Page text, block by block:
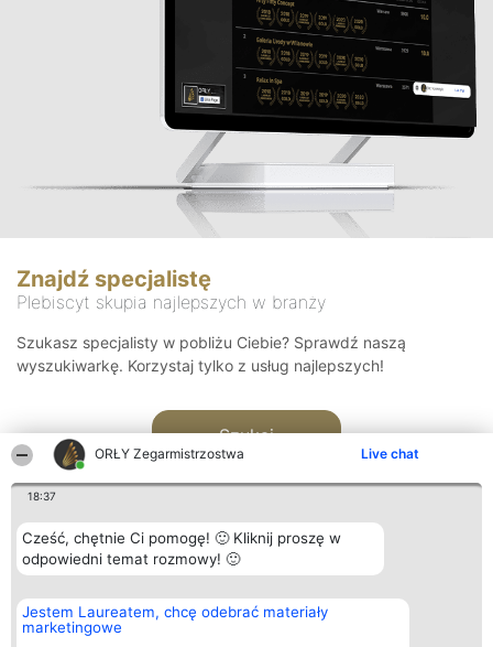
ORŁY Zegarmistrzostwa Live chat
18:37
Cześć, chętnie Ci pomogę! 🙂 Kliknij proszę w
odpowiedni temat rozmowy! 🙂
Jestem Laureatem, chcę odebrać materiały
marketingowe
Znajdź specjalistę
Plebiscyt skupia najlepszych w branży
Szukasz specjalisty w pobliżu Ciebie? Sprawdź naszą
wyszukiwarkę. Korzystaj tylko z usług najlepszych!
Szukaj
Organizator plebiscytu
Bright Side Solutions sp. z o.
o. sp. k.
Plebiscyt
Laureaci
Kontakt
Kontakt